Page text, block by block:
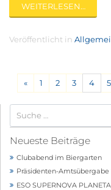
WEITERLESEN…
Veröffentlicht in
« 1 2 3 4 5
Neueste Beiträge
Clubabend im Biergarten
Präsidenten-Amtsübergabe
ESO SUPERNOVA